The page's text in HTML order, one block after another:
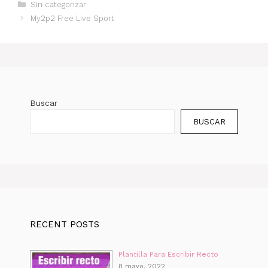
Categorías
Sin categorizar
My2p2 Free Live Sport
Buscar
BUSCAR
RECENT POSTS
Plantilla Para Escribir Recto